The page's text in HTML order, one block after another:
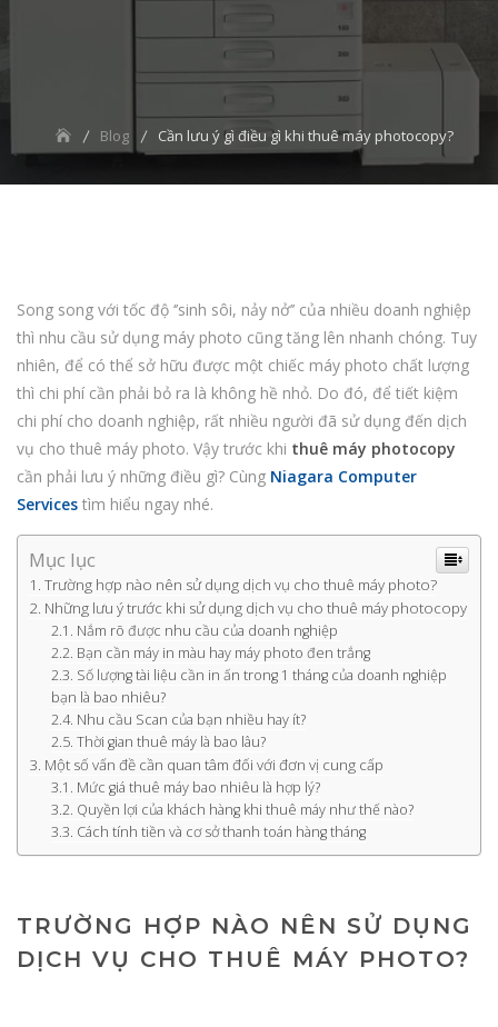
Blog Cần lưu ý gì điều gì khi thuê máy photocopy?
Song song với tốc độ ‘’sinh sôi, nảy nở’’ của nhiều doanh nghiệp
thì nhu cầu sử dụng máy photo cũng tăng lên nhanh chóng. Tuy
nhiên, để có thể sở hữu được một chiếc máy photo chất lượng
thì chi phí cần phải bỏ ra là không hề nhỏ. Do đó, để tiết kiệm
chi phí cho doanh nghiệp, rất nhiều người đã sử dụng đến dịch
vụ cho thuê máy photo. Vậy trước khi thuê máy photocopy
cần phải lưu ý những điều gì? Cùng Niagara Computer
Services tìm hiểu ngay nhé.
Mục lục
Trường hợp nào nên sử dụng dịch vụ cho thuê máy photo?
Những lưu ý trước khi sử dụng dịch vụ cho thuê máy photocopy
Nắm rõ được nhu cầu của doanh nghiệp
Bạn cần máy in màu hay máy photo đen trắng
Số lượng tài liệu cần in ấn trong 1 tháng của doanh nghiệp
bạn là bao nhiêu?
Nhu cầu Scan của bạn nhiều hay ít?
Thời gian thuê máy là bao lâu?
Một số vấn đề cần quan tâm đối với đơn vị cung cấp
Mức giá thuê máy bao nhiêu là hợp lý?
Quyền lợi của khách hàng khi thuê máy như thế nào?
Cách tính tiền và cơ sở thanh toán hàng tháng
TRƯỜNG HỢP NÀO NÊN SỬ DỤNG
DỊCH VỤ CHO THUÊ MÁY PHOTO?